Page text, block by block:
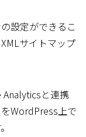
設定ができるこ
サイトマップ
と連携
WordPress上で